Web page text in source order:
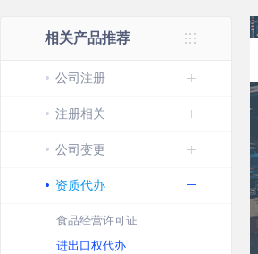
相关产品推荐
公司注册
注册相关
公司变更
资质代办
食品经营许可证
进出口权代办